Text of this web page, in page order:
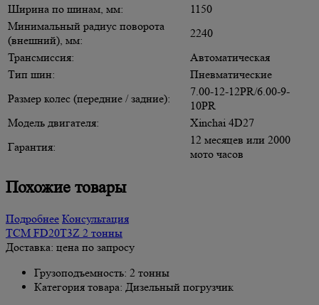
Ширина по шинам, мм:
1150
Минимальный радиус поворота
(внешний), мм:
2240
Трансмиссия:
Автоматическая
Тип шин:
Пневматические
Размер колес (передние / задние):
7.00-12-12PR/6.00-9-
10PR
Модель двигателя:
Xinchai 4D27
Гарантия:
12 месяцев или 2000
мото часов
Похожие товары
Подробнее Консультация
TCM FD20T3Z 2 тонны
Доставка: цена по запросу
Грузоподъемность: 2 тонны
Категория товара: Дизельный погрузчик